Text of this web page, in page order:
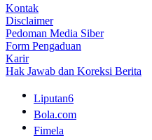
Kontak
Disclaimer
Pedoman Media Siber
Form Pengaduan
Karir
Hak Jawab dan Koreksi Berita
Liputan6
Bola.com
Fimela